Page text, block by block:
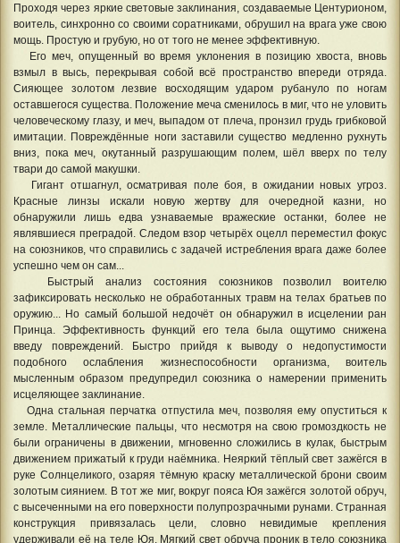
Проходя через яркие световые заклинания, создаваемые Центурионом,
воитель, синхронно со своими соратниками, обрушил на врага уже свою
мощь. Простую и грубую, но от того не менее эффективную.
Его меч, опущенный во время уклонения в позицию хвоста, вновь
взмыл в высь, перекрывая собой всё пространство впереди отряда.
Сияющее золотом лезвие восходящим ударом рубануло по ногам
оставшегося существа. Положение меча сменилось в миг, что не уловить
человеческому глазу, и меч, выпадом от плеча, пронзил грудь грибковой
имитации. Повреждённые ноги заставили существо медленно рухнуть
вниз, пока меч, окутанный разрушающим полем, шёл вверх по телу
твари до самой макушки.
Гигант отшагнул, осматривая поле боя, в ожидании новых угроз.
Красные линзы искали новую жертву для очередной казни, но
обнаружили лишь едва узнаваемые вражеские останки, более не
являвшиеся преградой. Следом взор четырёх оцелл переместил фокус
на союзников, что справились с задачей истребления врага даже более
успешно чем он сам...
Быстрый анализ состояния союзников позволил воителю
зафиксировать несколько не обработанных травм на телах братьев по
оружию... Но самый большой недочёт он обнаружил в исцелении ран
Принца. Эффективность функций его тела была ощутимо снижена
введу повреждений. Быстро прийдя к выводу о недопустимости
подобного ослабления жизнеспособности организма, воитель
мысленным образом предупредил союзника о намерении применить
исцеляющее заклинание.
Одна стальная перчатка отпустила меч, позволяя ему опуститься к
земле. Металлические пальцы, что несмотря на свою громоздкость не
были ограничены в движении, мгновенно сложились в кулак, быстрым
движением прижатый к груди наёмника. Неяркий тёплый свет зажёгся в
руке Солнцеликого, озаряя тёмную краску металлической брони своим
золотым сиянием. В тот же миг, вокруг пояса Юя зажёгся золотой обруч,
с высеченными на его поверхности полупрозрачными рунами. Странная
конструкция привязалась цели, словно невидимые крепления
удерживали её на теле Юя. Мягкий свет обруча проник в тело союзника